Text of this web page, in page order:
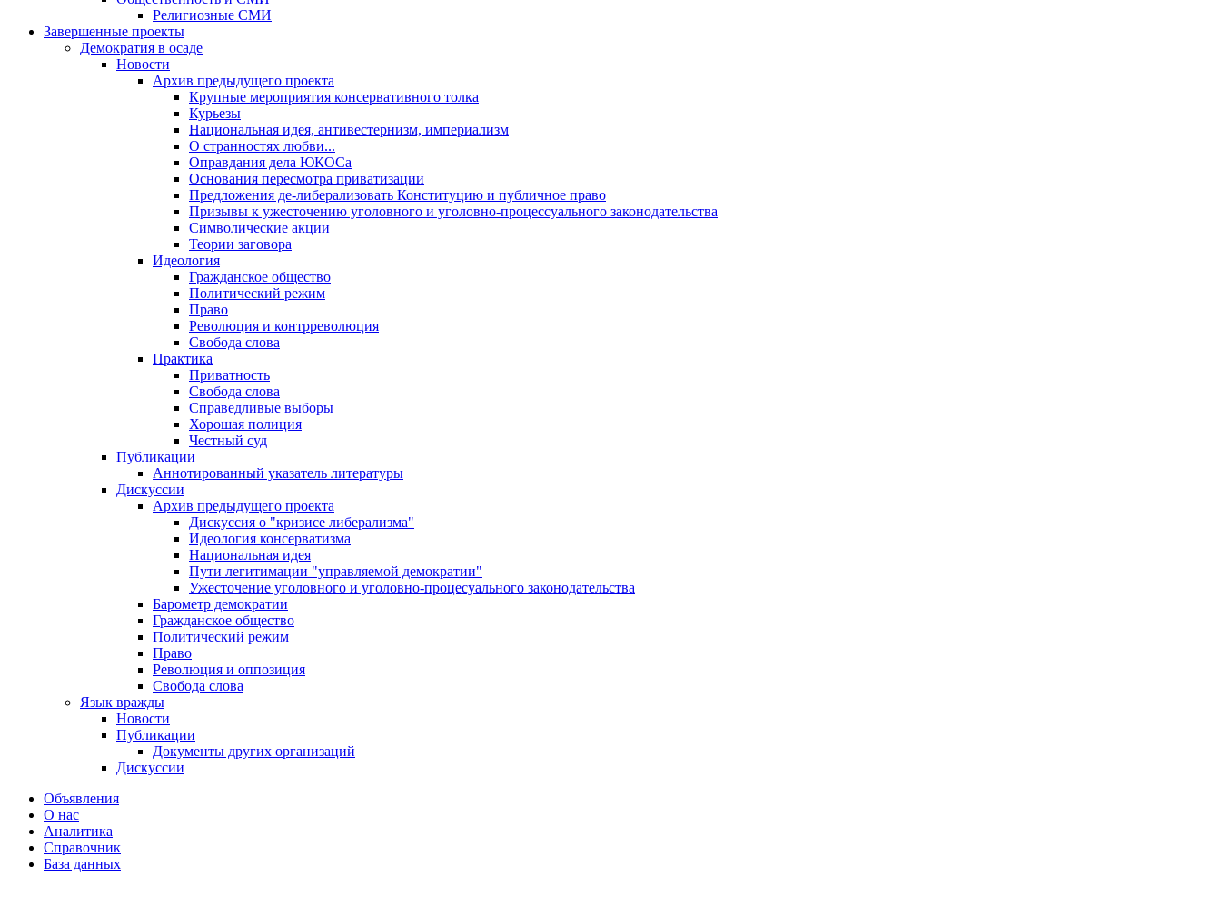
Религиозные СМИ
Завершенные проекты
Демократия в осаде
Новости
Архив предыдущего проекта
Крупные мероприятия консервативного толка
Курьезы
Национальная идея, антивестернизм, империализм
О странностях любви...
Оправдания дела ЮКОСа
Основания пересмотра приватизации
Предложения де-либерализовать Конституцию и публичное право
Призывы к ужесточению уголовного и уголовно-процессуального законодательства
Символические акции
Теории заговора
Идеология
Гражданское общество
Политический режим
Право
Революция и контрреволюция
Свобода слова
Практика
Приватность
Свобода слова
Справедливые выборы
Хорошая полиция
Честный суд
Публикации
Аннотированный указатель литературы
Дискуссии
Архив предыдущего проекта
Дискуссия о "кризисе либерализма"
Идеология консерватизма
Национальная идея
Пути легитимации "управляемой демократии"
Ужесточение уголовного и уголовно-процесуального законодательства
Барометр демократии
Гражданское общество
Политический режим
Право
Революция и оппозиция
Свобода слова
Язык вражды
Новости
Публикации
Документы других организаций
Дискуссии
Объявления
О нас
Аналитика
Справочник
База данных